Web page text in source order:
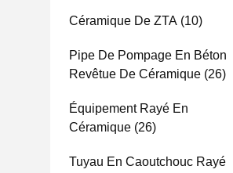
Céramique De ZTA (10)
Pipe De Pompage En Béton
Revêtue De Céramique (26)
Équipement Rayé En
Céramique (26)
Tuyau En Caoutchouc Rayé